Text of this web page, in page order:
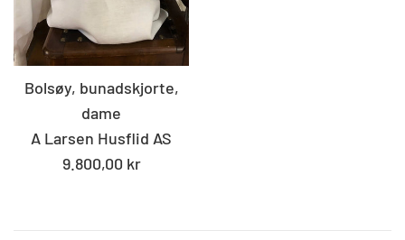
Bolsøy, bunadskjorte,
dame
A Larsen Husflid AS
Standard
9.800,00 kr